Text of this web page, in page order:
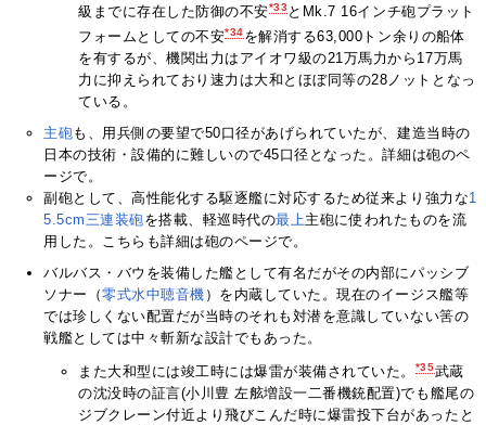
級までに存在した防御の不安*33とMk.7 16インチ砲プラット
フォームとしての不安*34を解消する63,000トン余りの船体
を有するが、機関出力はアイオワ級の21万馬力から17万馬
力に抑えられており速力は大和とほぼ同等の28ノットとなっ
ている。
主砲も、用兵側の要望で50口径があげられていたが、建造当時の
日本の技術・設備的に難しいので45口径となった。詳細は砲のペ
ージで。
副砲として、高性能化する駆逐艦に対応するため従来より強力な1
5.5cm三連装砲を搭載、軽巡時代の最上主砲に使われたものを流
用した。こちらも詳細は砲のページで。
バルバス・バウを装備した艦として有名だがその内部にパッシブ
ソナー（零式水中聴音機 ）を内蔵していた。現在のイージス艦等
では珍しくない配置だが当時のそれも対潜を意識していない筈の
戦艦としては中々斬新な設計でもあった。
また大和型には竣工時には爆雷が装備されていた。 *35武蔵
の沈没時の証言(小川豊 左舷増設一二番機銃配置)でも艦尾の
ジブクレーン付近より飛びこんだ時に爆雷投下台があったと